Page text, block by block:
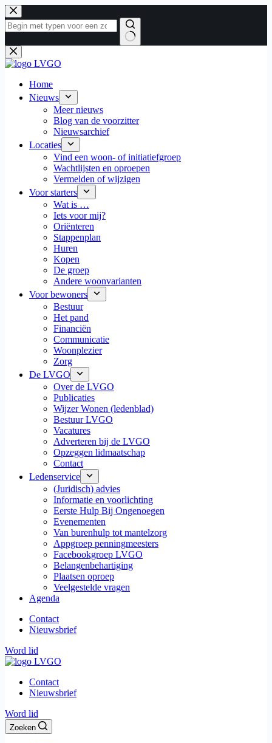
Ga
naar
de
Geen
resultaten
Home
Nieuws
Meer nieuws
Blog van de voorzitter
Nieuwsarchief
Locaties
Vind een woon- of initiatiefgroep
Wachtlijsten en oproepen
Vermelden of wijzigen
Voor starters
Wat is …
Iets voor mij?
Oriënteren
Stappenplan
Huren
Kopen
De groep
Andere woonvarianten
Voor bewoners
Bestuur
Het pand
Financiën
Communicatie
Woonplezier
Zorg
De LVGO
Over de LVGO
Publicaties
Wijzer Wonen (ledenblad)
Bestuur LVGO
Vacatures
Adverteren bij de LVGO
Opzeggen lidmaatschap
Contact
Ledenservice
(Juridisch) advies
Informatie en voorlichting
Eerste Hulp Bij Ongenoegen
Evenementen
Van burenhulp tot mantelzorg
Appgroep penningmeesters
Facebookgroep LVGO
Belangenbehartiging
Plaatsen oproep
Veelgestelde vragen
Agenda
Contact
Nieuwsbrief
Word lid
Contact
Nieuwsbrief
Word lid
Zoeken